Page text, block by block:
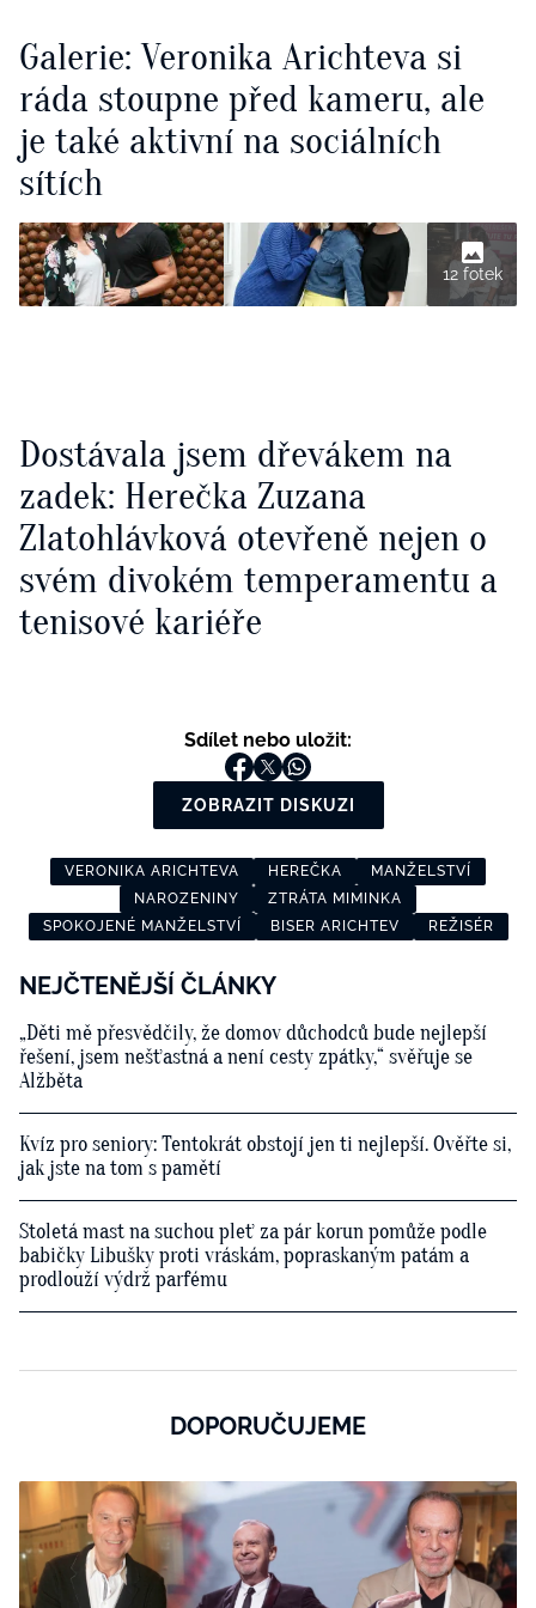
Galerie: Veronika Arichteva si
ráda stoupne před kameru, ale
je také aktivní na sociálních
sítích
12 fotek
Dostávala jsem dřevákem na
zadek: Herečka Zuzana
Zlatohlávková otevřeně nejen o
svém divokém temperamentu a
tenisové kariéře
Sdílet nebo uložit:
ZOBRAZIT DISKUZI
VERONIKA ARICHTEVA HEREČKA
MANŽELSTVÍ
NAROZENINY
ZTRÁTA MIMINKA
SPOKOJENÉ MANŽELSTVÍ
BISER ARICHTEV REŽISÉR
NEJČTENĚJŠÍ ČLÁNKY
„Děti mě přesvědčily, že domov důchodců bude nejlepší
řešení, jsem nešťastná a není cesty zpátky,“ svěřuje se
Alžběta
Kvíz pro seniory: Tentokrát obstojí jen ti nejlepší. Ověřte si,
jak jste na tom s pamětí
Stoletá mast na suchou pleť za pár korun pomůže podle
babičky Libušky proti vráskám, popraskaným patám a
prodlouží výdrž parfému
DOPORUČUJEME